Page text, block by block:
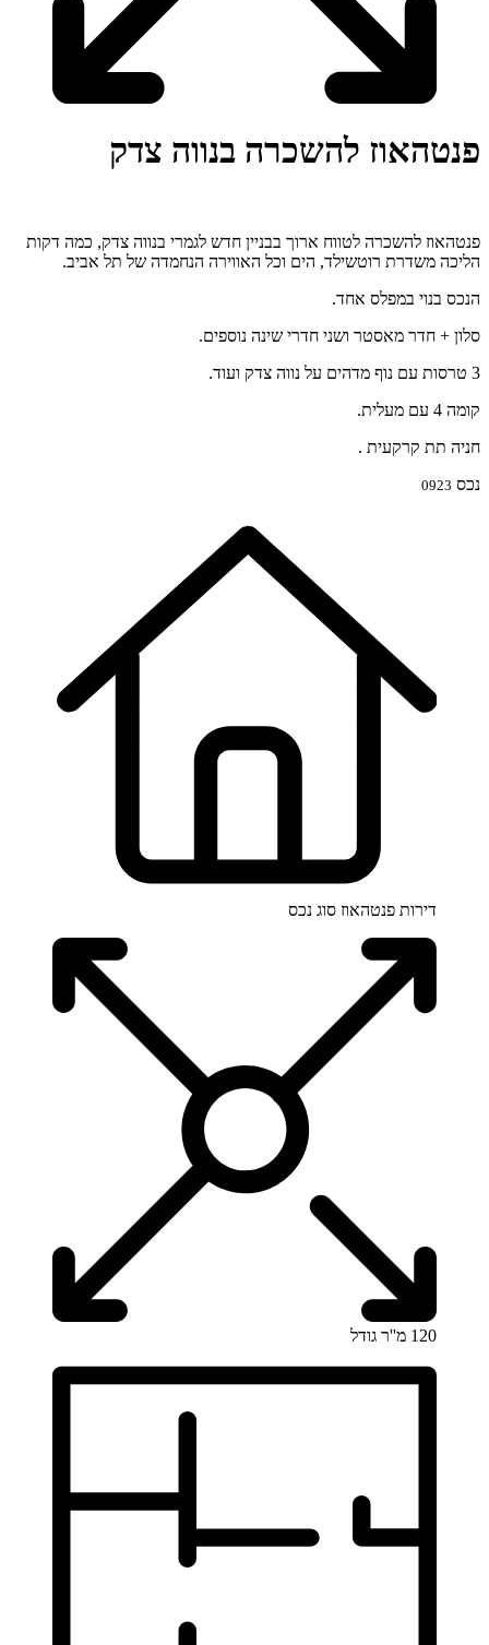
פנטהאוז להשכרה בנווה צדק
פנטהאוז להשכרה לטווח ארוך בבניין חדש לגמרי בנווה צדק, כמה דקות
הליכה משדרת רוטשילד, הים וכל האווירה הנחמדה של תל אביב.
הנכס בנוי במפלס אחד.
סלון + חדר מאסטר ושני חדרי שינה נוספים.
3 טרסות עם נוף מדהים על נווה צדק ועוד.
קומה 4 עם מעלית.
חניה תת קרקעית .
נכס 0923
דירות פנטהאוז סוג נכס
120 מ''ר גודל